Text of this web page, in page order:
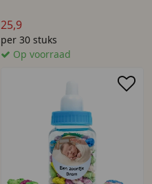
25,9
per 30 stuks
Op voorraad